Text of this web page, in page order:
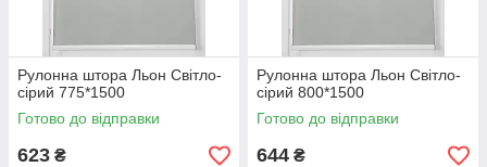
Рулонна штора Льон Cвiтло-
сiрий 775*1500
Готово до відправки
623 ₴
Рулонна штора Льон Cвiтло-
сiрий 800*1500
Готово до відправки
644 ₴